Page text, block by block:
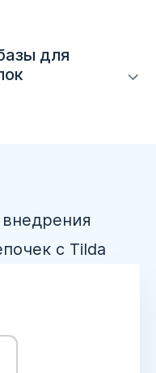
для
с Tilda